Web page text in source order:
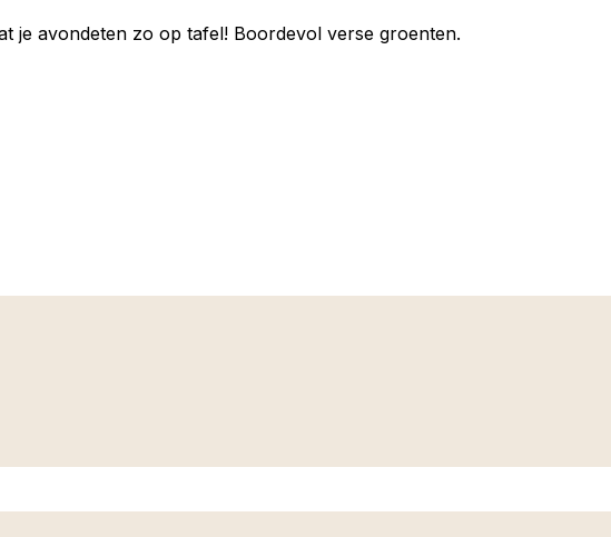
je avondeten zo op tafel! Boordevol verse groenten.